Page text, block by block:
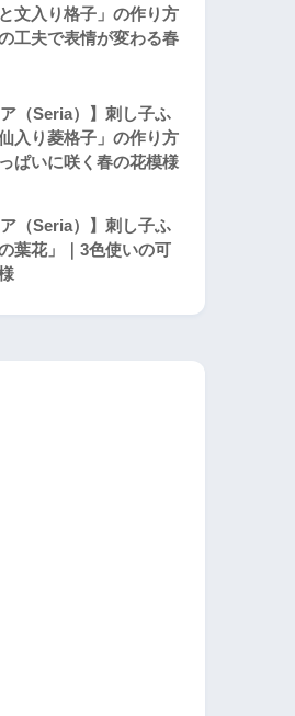
文入り格子」の作り方
の工夫で表情が変わる春
ア（Seria）】刺し子ふ
入り菱格子」の作り方
っぱいに咲く春の花模様
ア（Seria）】刺し子ふ
葉花」｜3色使いの可